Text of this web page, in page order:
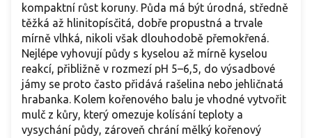
kompaktní růst koruny. Půda má být úrodná, středně
těžká až hlinitopísčitá, dobře propustná a trvale
mírně vlhká, nikoli však dlouhodobě přemokřená.
Nejlépe vyhovují půdy s kyselou až mírně kyselou
reakcí, přibližně v rozmezí pH 5–6,5, do výsadbové
jámy se proto často přidává rašelina nebo jehličnatá
hrabanka. Kolem kořenového balu je vhodné vytvořit
mulč z kůry, který omezuje kolísání teploty a
vysychání půdy, zároveň chrání mělký kořenový